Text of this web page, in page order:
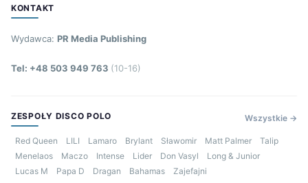
KONTAKT
Wydawca: PR Media Publishing
Tel: +48 503 949 763 (10-16)
ZESPOŁY DISCO POLO Wszystkie →
Red Queen LILI Lamaro Brylant Sławomir Matt Palmer
Talip
Menelaos
Maczo Intense Lider Don Vasyl
Long & Junior
Lucas M
Papa D Dragan Bahamas Zajefajni